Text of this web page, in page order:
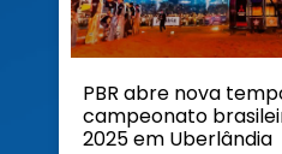
PBR abre nova
campeonato
2025 em Uberlândia